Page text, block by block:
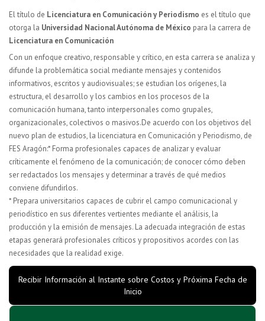
El título de Licenciatura en Comunicación y Periodismo es el título que
otorga la Universidad Nacional Autónoma de México para la carrera de
Licenciatura en Comunicación
Con un enfoque creativo, responsable y crítico, en esta carrera se analiza y
difunde la problemática social mediante mensajes y contenidos
informativos, escritos y audiovisuales; se estudian los orígenes, la
estructura, el desarrollo y los cambios en los procesos de la
comunicación humana, tanto interpersonales como grupales,
organizacionales, colectivos o masivos.De acuerdo con los objetivos del
nuevo plan de estudios, la licenciatura en Comunicación y Periodismo, de
FES Aragón:* Forma profesionales capaces de analizar y evaluar
críticamente el fenómeno de la comunicación; de conocer cómo deben
ser redactados los mensajes y determinar a través de qué medios
conviene difundirlos.
* Prepara universitarios capaces de cubrir el campo comunicacional y
periodístico en sus diferentes vertientes mediante el análisis, la
producción y la emisión de mensajes. La adecuada integración de estas
etapas generará profesionales críticos y propositivos acordes con las
necesidades que la realidad exige.
Recibir Información al Instante sobre Costos y Próxima Fecha de
Inicio